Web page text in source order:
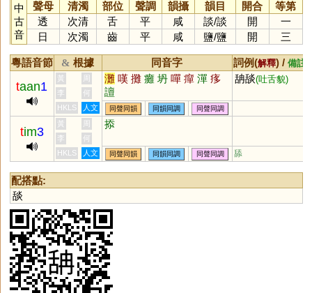
中
古
音
聲母 清濁 部位 聲調 韻攝 韻目 開合
等第
透
次清 舌 平 咸 談/談 開
一
日
次濁 齒 平 咸 鹽/鹽 開 三
粵語音節 & 根據 同音字 詞例(解釋) / 備註
taan1
黃 周 灘 嘆 攤 癱 坍 嘽 癉 潬 痑
譠
舑舕(吐舌貌)
李
何
HKLS
人文 同聲同韻 同韻同調 同聲同調
tim3
黃 周 掭
李
何
HKLS
人文 同聲同韻 同韻同調 同聲同調 舔
配搭點:
舕